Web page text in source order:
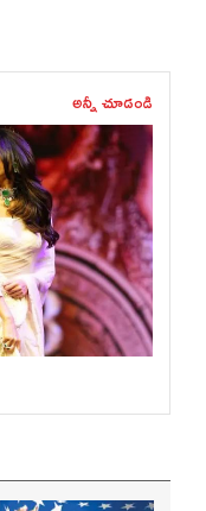
అన్నీ చూడండి